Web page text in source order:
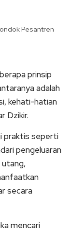
Pesantren
prinsip
adalah
kehati-hatian
Dzikir.
praktis seperti
pengeluaran
secara
mencari